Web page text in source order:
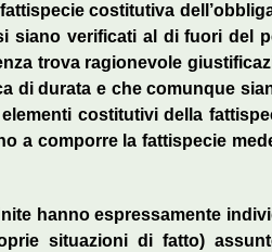
costitutiva
siano verificati al di fuori del
trova ragionevole
di durata e che comunque
costitutivi della
a comporre la fattispecie
hanno espressamente
situazioni di fatto)